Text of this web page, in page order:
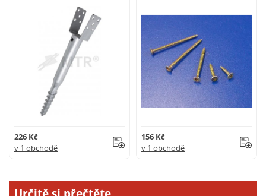
226 Kč
v 1 obchodě
156 Kč
v 1 obchodě